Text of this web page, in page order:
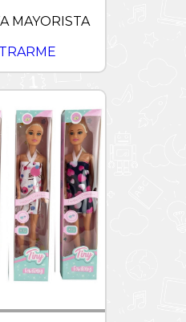
MAYORISTA